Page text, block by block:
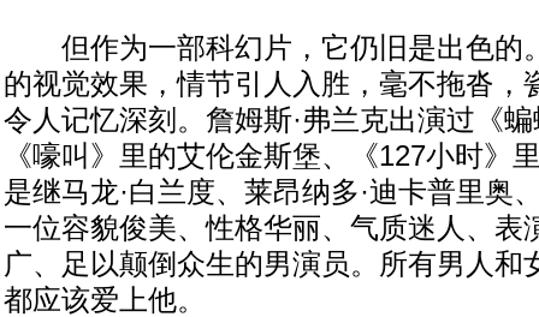
但作为一部科幻片，它仍旧是出色的
的视觉效果，情节引人入胜，毫不拖沓，
令人记忆深刻。詹姆斯·弗兰克出演过《
《嚎叫》里的艾伦金斯堡、《127小时》
是继马龙·白兰度、莱昂纳多·迪卡普里奥
一位容貌俊美、性格华丽、气质迷人、表
广、足以颠倒众生的男演员。所有男人和
都应该爱上他。